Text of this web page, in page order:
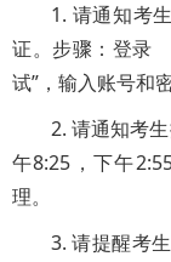
1. 请通知考
证。步骤：登录
试”，输入账号和
2. 请通知考
午8:25，下午
理。
3. 请提醒考